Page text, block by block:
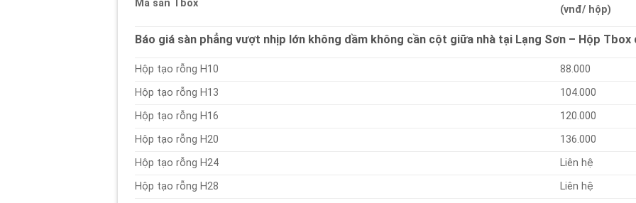
Mã sàn Tbox
(vnđ/ hộp)
Báo giá sàn phẳng vượt nhịp lớn không dầm không cần cột giữa nhà tại Lạng Sơn – Hộp Tbox
Hộp tạo rỗng H10
88.000
Hộp tạo rỗng H13
104.000
Hộp tạo rỗng H16
120.000
Hộp tạo rỗng H20
136.000
Hộp tạo rỗng H24
Liên hệ
Hộp tạo rỗng H28
Liên hệ